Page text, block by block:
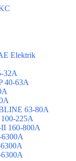
Elektrik
32А
40-63A
63-80A
225А
160-800А